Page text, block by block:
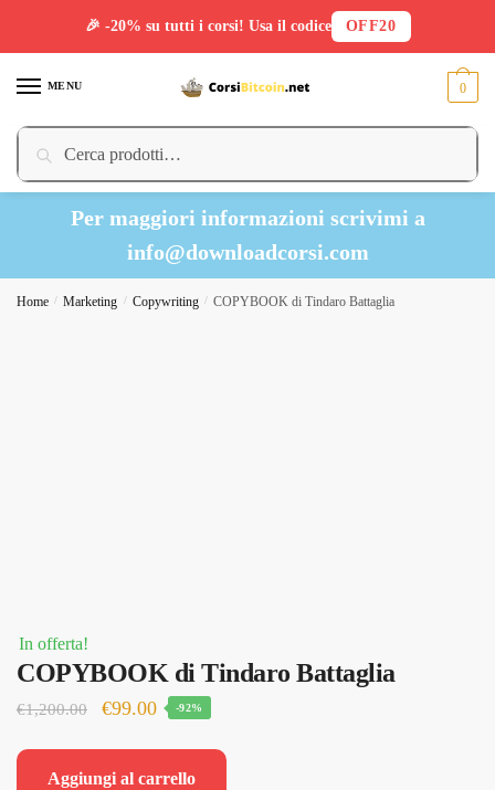
MENU
Cerca:
Cerca
0
Per maggiori informazioni scrivimi a
info@downloadcorsi.com
Home / Marketing / Copywriting / COPYBOOK di Tindaro Battaglia
In offerta!
COPYBOOK di Tindaro Battaglia
€1,200.00
Il
originale
€99.00Il
attuale
-92%
Aggiungi al carrello
🎉 -20% su tutti i corsi! Usa il codice OFF20